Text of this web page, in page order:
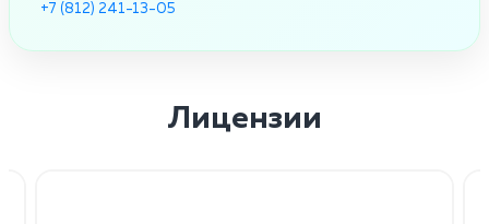
+7 (812) 241-13-05
Лицензии